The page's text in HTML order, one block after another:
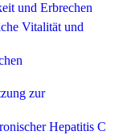
und Erbrechen
Vitalität und
zur
Hepatitis C